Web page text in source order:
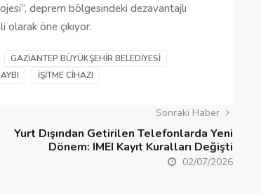
deprem bölgesindeki dezavantajlı
öne çıkıyor.
GAZIANTEP BÜYÜKŞEHIR BELEDIYESI
İŞITME CIHAZI
Sonraki Haber
Yurt Dışından Getirilen Telefonlarda Yeni
Dönem: IMEI Kayıt Kuralları Değişti
02/07/2026